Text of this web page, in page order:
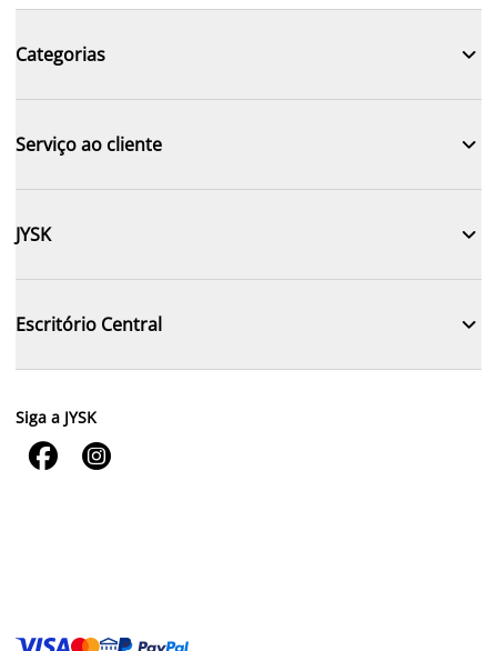
Categorias 
Serviço ao cliente 
JYSK 
Escritório Central 
Siga a JYSK
 